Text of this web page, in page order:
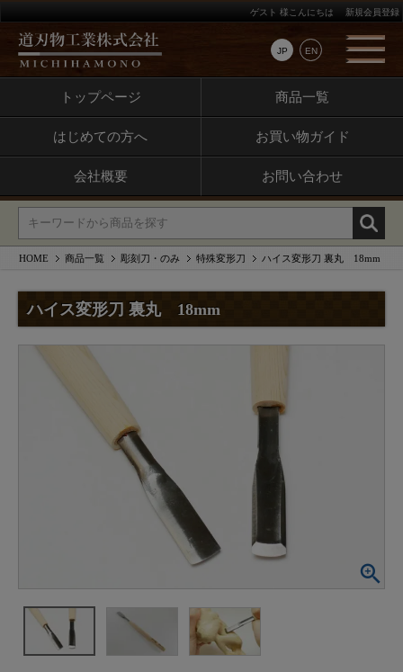
JP EN
ゲスト 様こんにちは 新規会員登録
トップページ 商品一覧
はじめての方へ お買い物ガイド
会社概要 お問い合わせ
HOME 商品一覧 彫刻刀・のみ 特殊変形刀 ハイス変形刀 裏丸 18mm
ハイス変形刀 裏丸 18mm